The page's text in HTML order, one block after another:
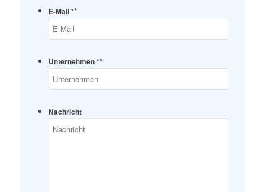
E-Mail **
Unternehmen **
Nachricht